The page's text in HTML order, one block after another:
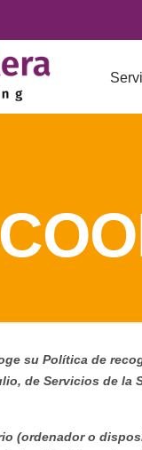
su Política de
de Servicios de
(ordenador o